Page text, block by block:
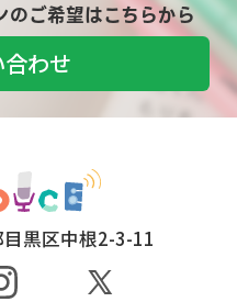
のご希望はこちらから
わせ
黒区中根2-3-11